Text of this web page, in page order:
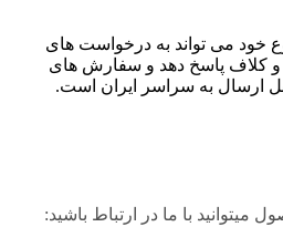
خود می تواند به درخواست های
و کلاف پاسخ دهد و سفارش های
ارسال به سراسر ایران است.
با ما در ارتباط باشید: